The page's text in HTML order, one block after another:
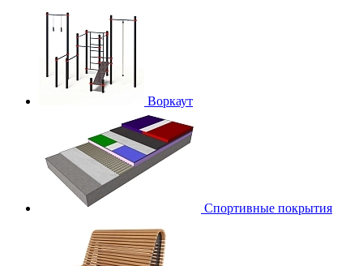
Воркаут
Спортивные покрытия